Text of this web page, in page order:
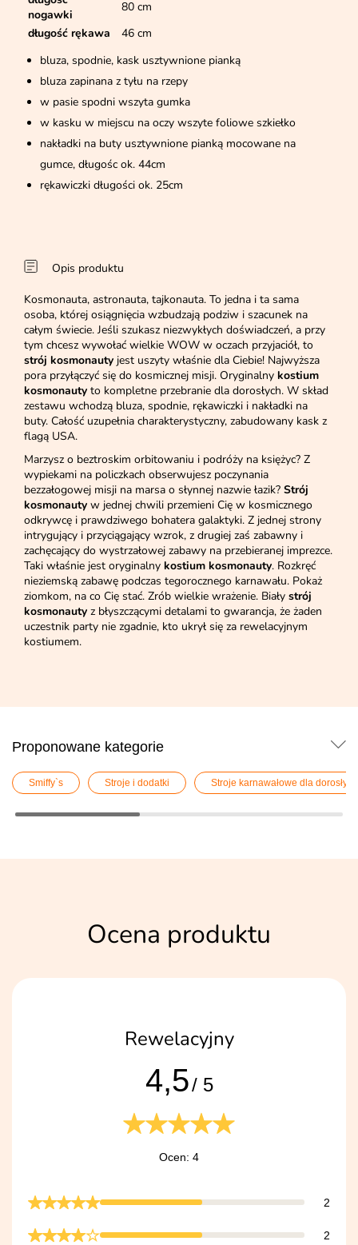
nogawki
80 cm
długość rękawa
46 cm
bluza, spodnie, kask usztywnione pianką
bluza zapinana z tyłu na rzepy
w pasie spodni wszyta gumka
w kasku w miejscu na oczy wszyte foliowe szkiełko
nakładki na buty usztywnione pianką mocowane na
gumce, długośc ok. 44cm
rękawiczki długości ok. 25cm
Opis produktu
Kosmonauta, astronauta, tajkonauta. To jedna i ta sama
osoba, której osiągnięcia wzbudzają podziw i szacunek na
całym świecie. Jeśli szukasz niezwykłych doświadczeń, a przy
tym chcesz wywołać wielkie WOW w oczach przyjaciół, to
strój kosmonauty jest uszyty właśnie dla Ciebie! Najwyższa
pora przyłączyć się do kosmicznej misji. Oryginalny kostium
kosmonauty to kompletne przebranie dla dorosłych. W skład
zestawu wchodzą bluza, spodnie, rękawiczki i nakładki na
buty. Całość uzupełnia charakterystyczny, zabudowany kask z
flagą USA.
Marzysz o beztroskim orbitowaniu i podróży na księżyc? Z
wypiekami na policzkach obserwujesz poczynania
bezzałogowej misji na marsa o słynnej nazwie łazik? Strój
kosmonauty w jednej chwili przemieni Cię w kosmicznego
odkrywcę i prawdziwego bohatera galaktyki. Z jednej strony
intrygujący i przyciągający wzrok, z drugiej zaś zabawny i
zachęcający do wystrzałowej zabawy na przebieranej imprezce.
Taki właśnie jest oryginalny kostium kosmonauty. Rozkręć
nieziemską zabawę podczas tegorocznego karnawału. Pokaż
ziomkom, na co Cię stać. Zrób wielkie wrażenie. Biały strój
kosmonauty z błyszczącymi detalami to gwarancja, że żaden
uczestnik party nie zgadnie, kto ukrył się za rewelacyjnym
kostiumem.
Proponowane kategorie
Smiffy`s Stroje i dodatki Stroje karnawałowe dla dorosłych
Ocena produktu
Rewelacyjny
4,5/ 5
Ocen: 4
2
2